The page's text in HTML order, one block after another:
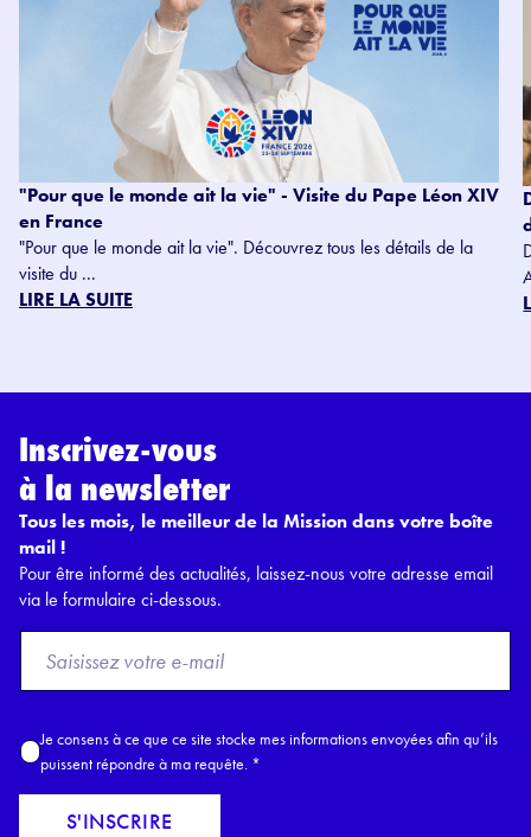
"Pour que le monde ait la vie" - Visite du Pape Léon XIV
en France
"Pour que le monde ait la vie". Découvrez tous les détails de la
visite du ...
LIRE LA SUITE
Inscrivez-vous
à la newsletter
Tous les mois, le meilleur de la Mission dans votre boîte
mail !
Pour être informé des actualités, laissez-nous votre adresse email
via le formulaire ci-dessous.
o
E
a
A
c
c
Je consens à ce que ce site stocke mes informations envoyées afin qu’ils
puissent répondre à ma requête. *
S'INSCRIRE